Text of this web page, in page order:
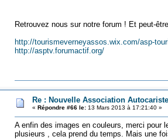
Retrouvez nous sur notre forum ! Et peut-
http://tourismeverneyassos.wix.com/asp-
http://asptv.forumactif.org/
Re : Nouvelle Association
« Répondre #66 le:13 Mars 2013 à 17:21:40 »
A enfin des images en couleurs, merci pour
plusieurs , cela prend du temps. Mais une